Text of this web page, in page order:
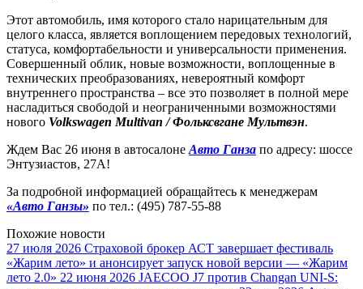
Этот автомобиль, имя которого стало нарицательным для
целого класса, является воплощением передовых технологий,
статуса, комфортабельности и универсальности применения.
Совершенный облик, новые возможности, воплощенные в
технических преобразованиях, невероятный комфорт
внутреннего пространства – все это позволяет в полной мере
насладиться свободой и неограниченными возможностями
нового Volkswagen Multivan / Фольксвгане Мультвэн.
Ждем Вас 26 июня в автосалоне Авто Ганза по адресу: шоссе
Энтузиастов, 27А!
За подробной информацией обращайтесь к менеджерам
«Авто Ганзы» по тел.: (495) 787-55-88
Похожие новости
27 июля 2026 Страховой брокер АСТ завершает фестиваль
«Жарим лето» и анонсирует запуск новой версии — «Жарим
лето 2.0» 22 июня 2026 JAECOO J7 против Changan UNI-S: